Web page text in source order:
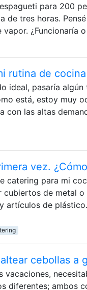
para 200
de tres horas.
¿Funcionaría
rutina de
ideal, pasaría
está, estoy muy
con las altas
vez.
catering para mi
cubiertos de metal
artículos de
cebollas a
vacaciones,
diferentes; ambos